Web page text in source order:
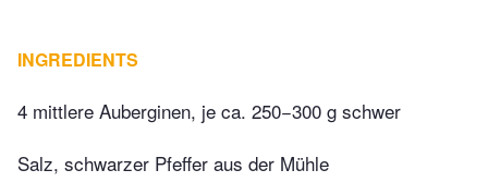
INGREDIENTS
4 mittlere Auberginen, je ca. 250−300 g schwer
Salz, schwarzer Pfeffer aus der Mühle